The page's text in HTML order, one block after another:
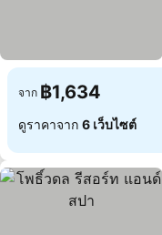
จาก ฿1,634
ดูราคาจาก 6 เว็บไซต์